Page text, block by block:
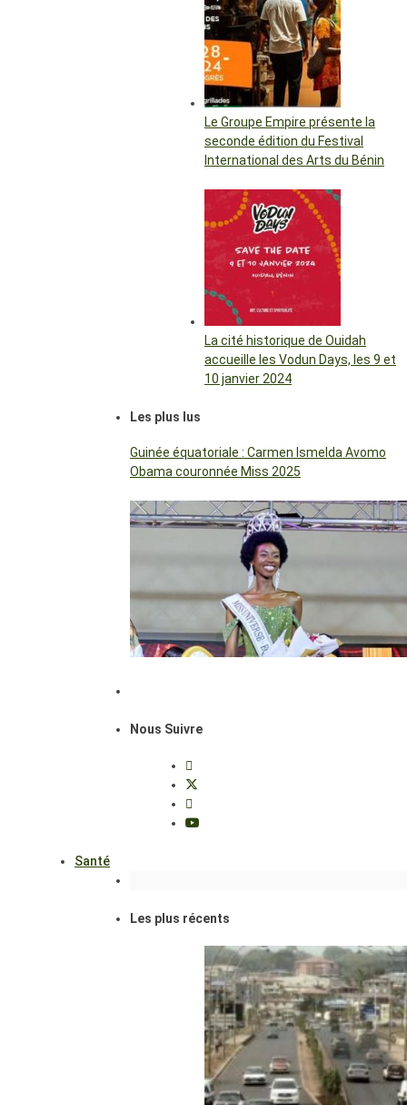
Le Groupe Empire présente la
seconde édition du Festival
International des Arts du Bénin
La cité historique de Ouidah
accueille les Vodun Days, les 9 et
10 janvier 2024
Les plus lus
Guinée équatoriale : Carmen Ismelda Avomo
Obama couronnée Miss 2025
Nous Suivre
Santé
Les plus récents